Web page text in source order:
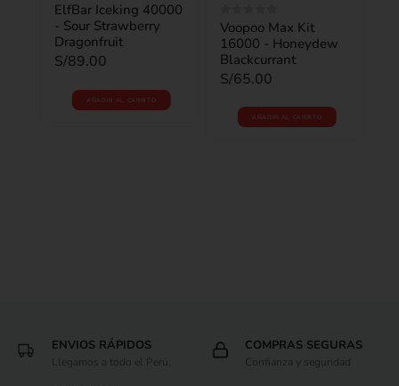
0out of 5
ElfBar Iceking 40000
- Sour Strawberry
Dragonfruit
S/89.00
AÑADIR AL CARRITO
0 out of 5
Voopoo Max Kit
16000 - Honeydew
Blackcurrant
S/65.00
AÑADIR AL CARRITO
ENVIOS RÁPIDOS
Llegamos a todo el Perú.
COMPRAS SEGURAS
Confianza y seguridad